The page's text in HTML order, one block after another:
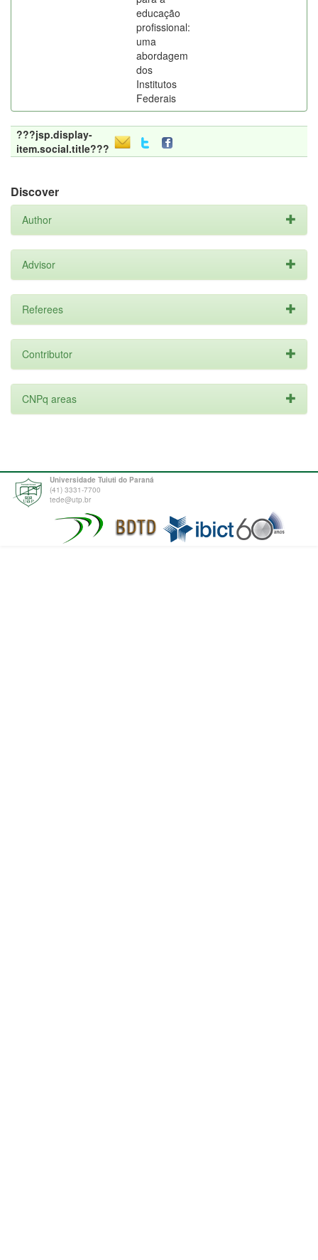
educação
profissional:
uma
abordagem
dos
Institutos
Federais
???jsp.display-
item.social.title???
Discover
Author
Advisor
Referees
Contributor
CNPq areas
Universidade Tuiuti do Paraná
(41) 3331-7700
tede@utp.br